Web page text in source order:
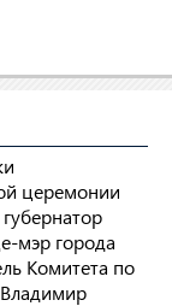
церемонии
мэр города
Комитета по
Владимир